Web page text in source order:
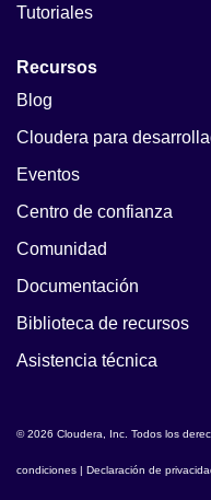
Tutoriales
Recursos
Blog
Cloudera para
Eventos
Centro de confianza
Comunidad
Documentación
Biblioteca de recursos
Asistencia técnica
© 2026 Cloudera, Inc. Todos los
condiciones | Declaración de